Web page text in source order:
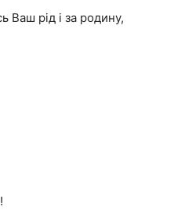
Ваш рід і за родину,